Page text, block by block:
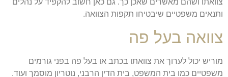
צוואתו ושהם מאשרים שאכן כך. גם כאן חשוב להקפיד על נהלים
ותנאים משפטיים שיבטיחו תקפות הצוואה.
צוואה בעל פה
מוריש יכול לערוך את צוואתו בכתב או בעל פה בפני גורמים
משפטיים כמו בית המשפט, בית הדין הרבני, נוטריון מוסמך ועוד.